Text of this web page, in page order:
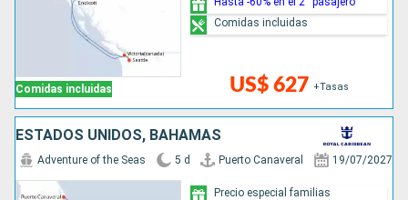
Comidas incluidas US$ 627 +Tasas
Comidas incluidas
ESTADOS UNIDOS, BAHAMAS
Adventure of the Seas 5 d Puerto Canaveral 19/07/2027
Precio especial familias